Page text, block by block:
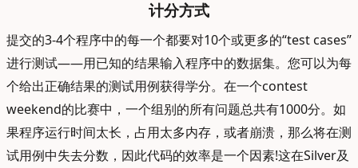
计分方式
提交的3-4个程序中的每一个都要对10个或更多的“test cases”
进行测试——用已知的结果输入程序中的数据集。您可以为每
个给出正确结果的测试用例获得学分。在一个contest
weekend的比赛中，一个组别的所有问题总共有1000分。如
果程序运行时间太长，占用太多内存，或者崩溃，那么将在测
试用例中失去分数，因此代码的效率是一个因素!这在Silver及